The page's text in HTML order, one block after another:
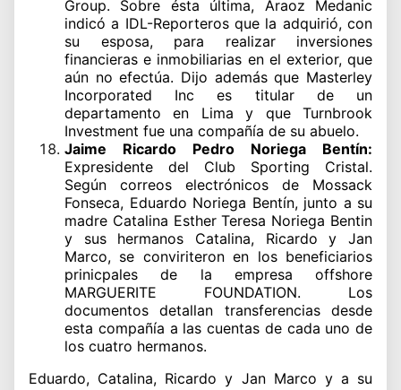
Group. Sobre ésta última, Araoz Medanic
indicó a IDL-Reporteros que la adquirió, con
su esposa, para realizar inversiones
financieras e inmobiliarias en el exterior, que
aún no efectúa. Dijo además que Masterley
Incorporated Inc es titular de un
departamento en Lima y que Turnbrook
Investment fue una compañía de su abuelo.
Jaime Ricardo Pedro Noriega Bentín:
Expresidente del Club Sporting Cristal.
Según correos electrónicos de Mossack
Fonseca, Eduardo Noriega Bentín, junto a su
madre Catalina Esther Teresa Noriega Bentin
y sus hermanos Catalina, Ricardo y Jan
Marco, se conviriteron en los beneficiarios
prinicpales de la empresa offshore
MARGUERITE FOUNDATION. Los
documentos detallan transferencias desde
esta compañía a las cuentas de cada uno de
los cuatro hermanos.
Eduardo, Catalina, Ricardo y Jan Marco y a su